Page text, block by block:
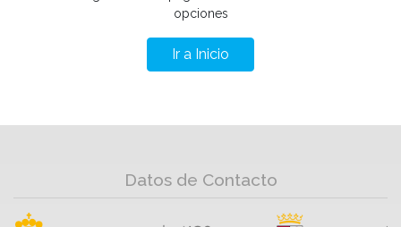
opciones
Ir a Inicio
Datos de Contacto